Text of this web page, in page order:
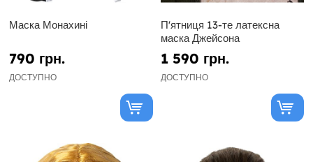
Маска Монахині
790 грн.
ДОСТУПНО
П'ятниця 13-те латексна
маска Джейсона
1 590 грн.
ДОСТУПНО